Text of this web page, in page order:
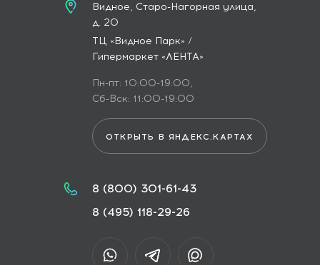
Видное, Старо-Нагорная улица,
д. 20
ТЦ «Видное Парк» /
Гипермаркет «ЛЕНТА»
Пн-пт: 10:00-19:00,
Сб-Вск: 11:00-19:00
ОТКРЫТЬ В ЯНДЕКС.КАРТАХ
8 (800) 301-61-43
8 (495) 118-29-26